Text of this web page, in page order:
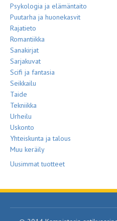
Psykologia ja elämäntaito
Puutarha ja huonekasvit
Rajatieto
Romantiikka
Sanakirjat
Sarjakuvat
Scifi ja fantasia
Seikkailu
Taide
Tekniikka
Urheilu
Uskonto
Yhteiskunta ja talous
Muu keräily
Uusimmat tuotteet